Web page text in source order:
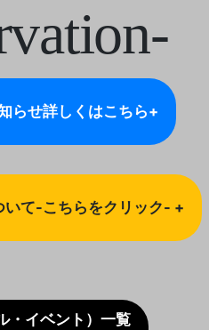
らせ詳しくはこちら+
て-こちらをクリック- +
・イベント）一覧